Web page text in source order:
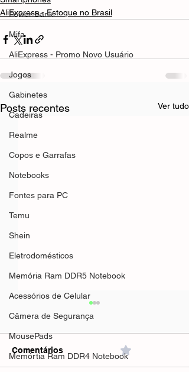
Power Bank
Mifa
AliExpress - Promo Novo Usuário
Jogos
Gabinetes
Cadeiras
Realme
Copos e Garrafas
Notebooks
Fontes para PC
Temu
Shein
Eletrodomésticos
Memória Ram DDR5 Notebook
Acessórios de Celular
Câmera de Segurança
MousePads
Memórtia Ram DDR4 Notebook
AliExpress - Estoque no Brasil
Posts recentes Ver tudo
Comentários